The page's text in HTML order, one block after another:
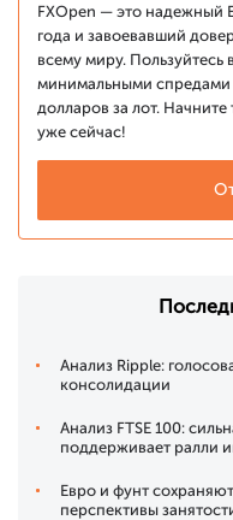
FXOpen — это надежный
года и завоевавший
всему миру. Пользуйтесь
минимальными спредами
долларов за лот.
уже сейчас!
Анализ Ripple:
консолидации
Анализ FTSE 100:
поддерживает ралли
Евро и фунт
перспективы